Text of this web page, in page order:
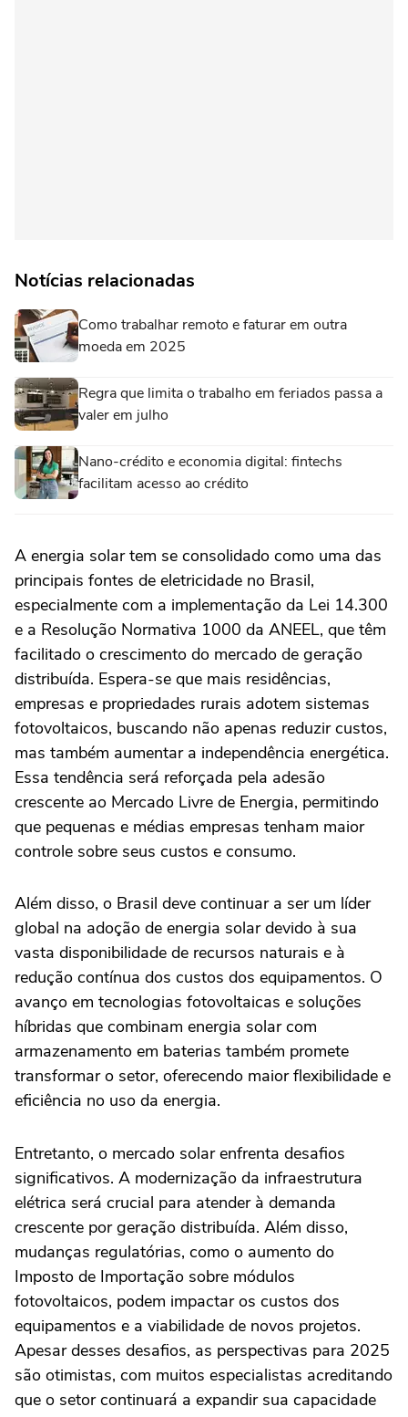
Notícias relacionadas
Como trabalhar remoto e faturar em outra
moeda em 2025
Regra que limita o trabalho em feriados passa a
valer em julho
Nano-crédito e economia digital: fintechs
facilitam acesso ao crédito
A energia solar tem se consolidado como uma das
principais fontes de eletricidade no Brasil,
especialmente com a implementação da Lei 14.300
e a Resolução Normativa 1000 da ANEEL, que têm
facilitado o crescimento do mercado de geração
distribuída. Espera-se que mais residências,
empresas e propriedades rurais adotem sistemas
fotovoltaicos, buscando não apenas reduzir custos,
mas também aumentar a independência energética.
Essa tendência será reforçada pela adesão
crescente ao Mercado Livre de Energia, permitindo
que pequenas e médias empresas tenham maior
controle sobre seus custos e consumo.
Além disso, o Brasil deve continuar a ser um líder
global na adoção de energia solar devido à sua
vasta disponibilidade de recursos naturais e à
redução contínua dos custos dos equipamentos. O
avanço em tecnologias fotovoltaicas e soluções
híbridas que combinam energia solar com
armazenamento em baterias também promete
transformar o setor, oferecendo maior flexibilidade e
eficiência no uso da energia.
Entretanto, o mercado solar enfrenta desafios
significativos. A modernização da infraestrutura
elétrica será crucial para atender à demanda
crescente por geração distribuída. Além disso,
mudanças regulatórias, como o aumento do
Imposto de Importação sobre módulos
fotovoltaicos, podem impactar os custos dos
equipamentos e a viabilidade de novos projetos.
Apesar desses desafios, as perspectivas para 2025
são otimistas, com muitos especialistas acreditando
que o setor continuará a expandir sua capacidade